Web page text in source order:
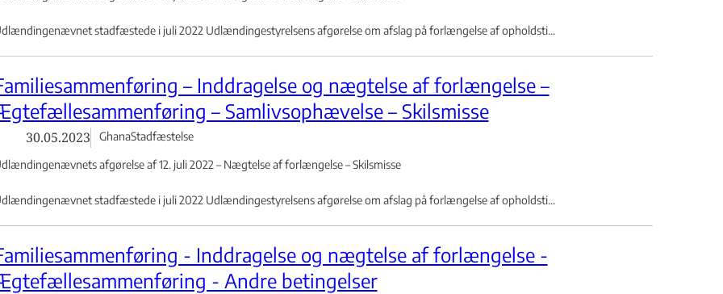
- Flere links
stadfæstede i juli 2022 Udlændingestyrelsens afgørelse om afslag på forlængelse af opholdsti...
– Inddragelse og nægtelse af forlængelse –
– Samlivsophævelse – Skilsmisse
30.05.2023 GhanaStadfæstelse
afgørelse af 12. juli 2022 – Nægtelse af forlængelse – Skilsmisse
stadfæstede i juli 2022 Udlændingestyrelsens afgørelse om afslag på forlængelse af opholdsti...
- Inddragelse og nægtelse af forlængelse -
- Andre betingelser